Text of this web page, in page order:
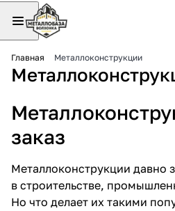
Главная Металлоконструкции
заказ
Металлоконструкции давно
в строительстве,
Но что делает их такими